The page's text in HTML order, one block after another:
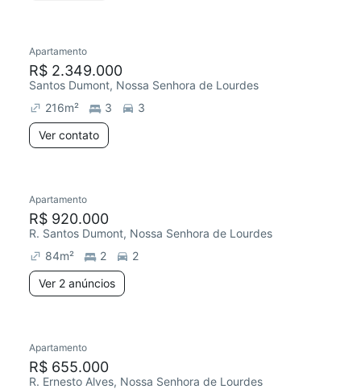
Apartamento
R$ 2.349.000
Santos Dumont, Nossa Senhora de Lourdes
216m² 3
3
Ver contato
Apartamento
R$ 920.000
R. Santos Dumont, Nossa Senhora de Lourdes
84m² 2
2
Ver 2 anúncios
Apartamento
R$ 655.000
R. Ernesto Alves, Nossa Senhora de Lourdes